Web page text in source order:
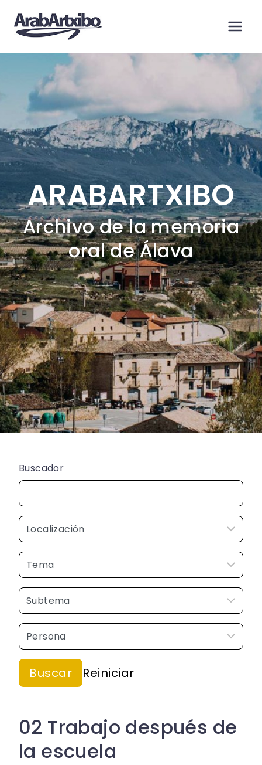
contenido
ARABARTXIBO
Archivo de la memoria
oral de Álava
Buscador
02 Trabajo después de
la escuela